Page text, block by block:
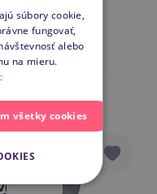
€
Do košíka
1 (Bluegrey),
zasúvací Air Pulse
Skladom
ENGLISH
súbory cookie,
fungovať,
alebo
na mieru.
všetky cookies